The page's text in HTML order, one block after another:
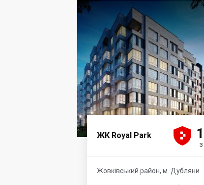
ЖК Royal Park 




Жовківський район, м. Дубляни